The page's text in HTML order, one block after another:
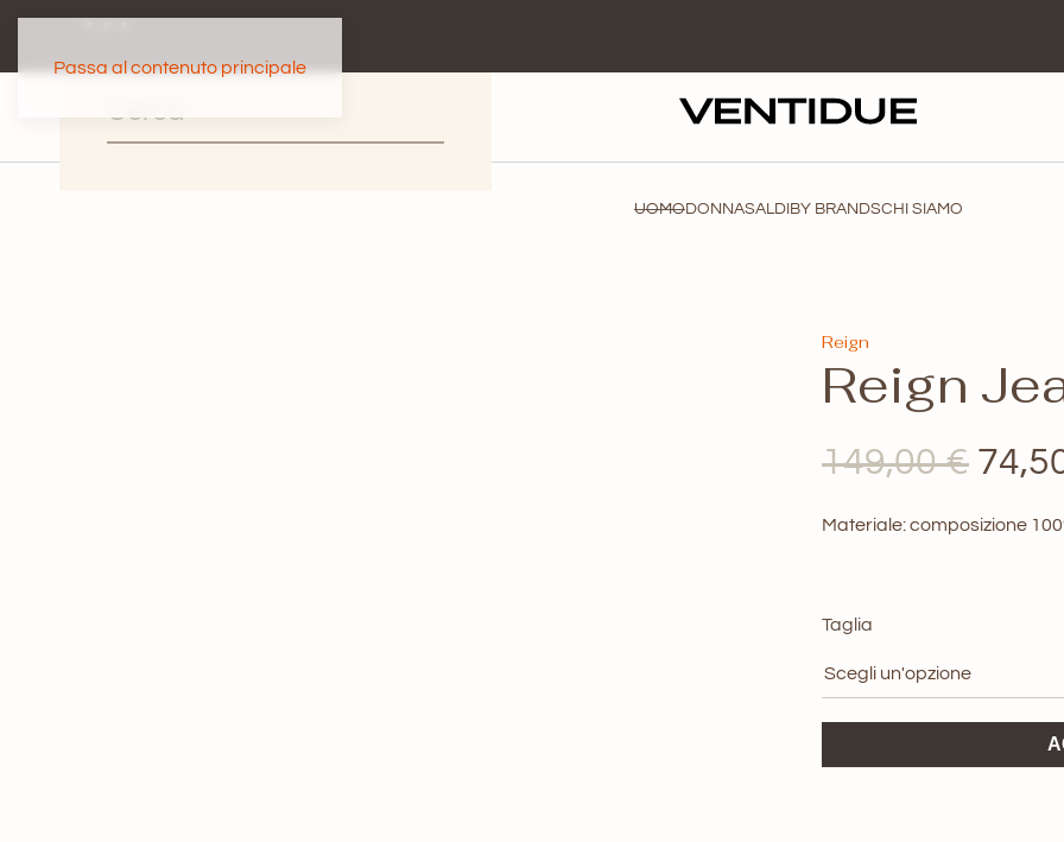
Passa al contenuto principale
UOMODONNASALDI BY BRANDSCHI SIAMO
Reign
Reign
149,00€ Il
Materiale: composizione
Taglia
Jeans